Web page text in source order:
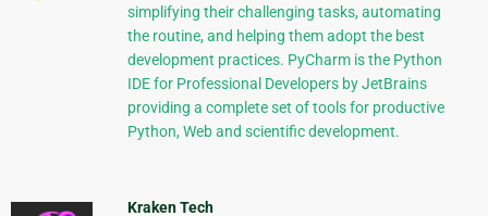
simplifying their challenging tasks, automating
the routine, and helping them adopt the best
development practices. PyCharm is the Python
IDE for Professional Developers by JetBrains
providing a complete set of tools for productive
Python, Web and scientific development.
Kraken Tech